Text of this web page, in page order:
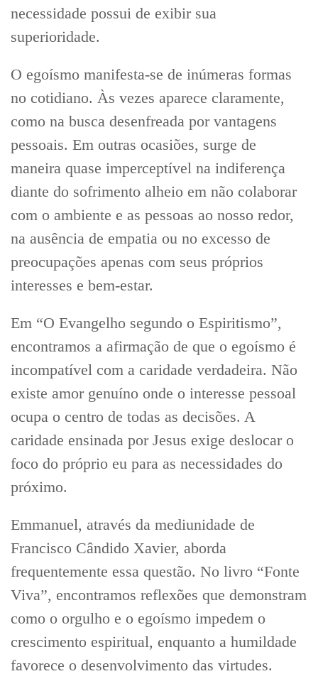
necessidade possui de exibir sua
superioridade.
O egoísmo manifesta-se de inúmeras formas
no cotidiano. Às vezes aparece claramente,
como na busca desenfreada por vantagens
pessoais. Em outras ocasiões, surge de
maneira quase imperceptível na indiferença
diante do sofrimento alheio em não colaborar
com o ambiente e as pessoas ao nosso redor,
na ausência de empatia ou no excesso de
preocupações apenas com seus próprios
interesses e bem-estar.
Em “O Evangelho segundo o Espiritismo”,
encontramos a afirmação de que o egoísmo é
incompatível com a caridade verdadeira. Não
existe amor genuíno onde o interesse pessoal
ocupa o centro de todas as decisões. A
caridade ensinada por Jesus exige deslocar o
foco do próprio eu para as necessidades do
próximo.
Emmanuel, através da mediunidade de
Francisco Cândido Xavier, aborda
frequentemente essa questão. No livro “Fonte
Viva”, encontramos reflexões que demonstram
como o orgulho e o egoísmo impedem o
crescimento espiritual, enquanto a humildade
favorece o desenvolvimento das virtudes.